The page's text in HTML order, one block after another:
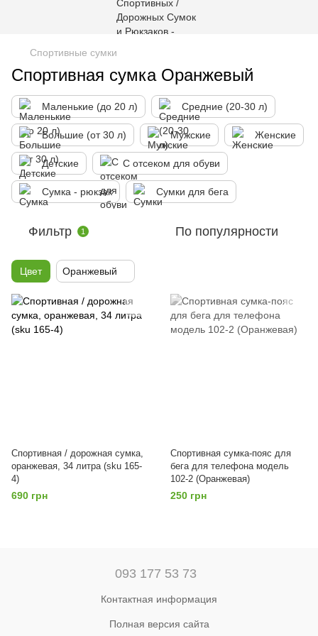
Спортивные сумки
Спортивная сумка Оранжевый
Маленькие (до 20 л) Средние (20-30 л)
Большие (от 30 л) Мужские Женские
Детские С отсеком для обуви
Сумка - рюкзак Сумки для бега
Фильтр 1 По популярности
Цвет Оранжевый
Спортивная / дорожная сумка,
оранжевая, 34 литра (sku 165-
4)
690 грн
Спортивная сумка-пояс для
бега для телефона модель
102-2 (Оранжевая)
250 грн
093 177 53 73
Контактная информация
Полная версия сайта